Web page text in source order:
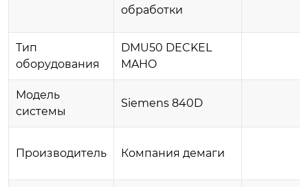
обработки
Тип
оборудования
DMU50 DECKEL
MAHO
Модель
системы
Siemens 840D
Производитель Компания демаги